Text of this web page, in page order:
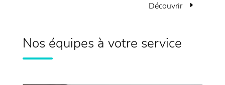
Découvrir
Nos équipes à votre service